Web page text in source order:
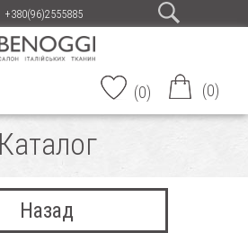
+380(96)2555885
(0) (0)
Каталог
Назад